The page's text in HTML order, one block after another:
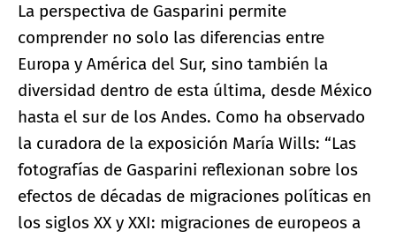
La perspectiva de Gasparini permite
comprender no solo las diferencias entre
Europa y América del Sur, sino también la
diversidad dentro de esta última, desde México
hasta el sur de los Andes. Como ha observado
la curadora de la exposición María Wills: “Las
fotografías de Gasparini reflexionan sobre los
efectos de décadas de migraciones políticas en
los siglos XX y XXI: migraciones de europeos a